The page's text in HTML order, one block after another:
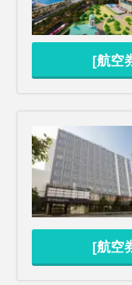
[航空
[航空